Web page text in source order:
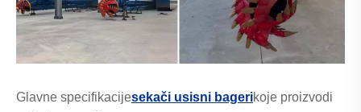
Glavne specifikacijesekači usisni bagerikoje proizvodi